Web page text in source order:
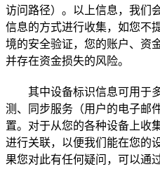
访问路径） 。以上信息，我们
信息的方式进行收集，如您不
境的安全验证，您的账户、资
并存在资金损失的风险。
其中设备标识信息可用于
测、同步服务（用户的电子邮
置。对于从您的各种设备上收
进行关联，以便我们能在您的
果您对此有任何疑问，可以通